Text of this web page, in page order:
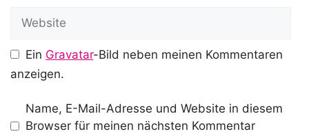
Ein Gravatar-Bild neben meinen Kommentaren
anzeigen.
Name, E-Mail-Adresse und Website in diesem
Browser für meinen nächsten Kommentar